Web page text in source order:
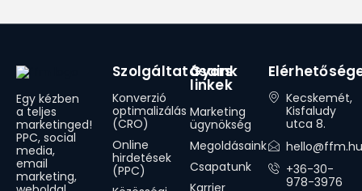
Egy kézben
a teljes
marketinged!
PPC, social
media,
email
marketing,
Szolgáltatásaink
Konverzió
optimalizálás
(CRO)
Online
hirdetések
(PPC)
Gyors
linkek
Marketing
ügynökség
Megoldásaink
Csapatunk
Karrier
Kecskemét,
Kisfaludy
utca 8.
+36-30-
978-3976